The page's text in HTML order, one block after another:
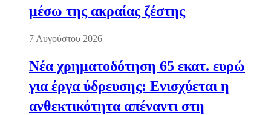
μέσω της ακραίας ζέστης
7 Αυγούστου 2026
Νέα χρηματοδότηση 65 εκατ. ευρώ
για έργα ύδρευσης: Ενισχύεται η
ανθεκτικότητα απέναντι στη